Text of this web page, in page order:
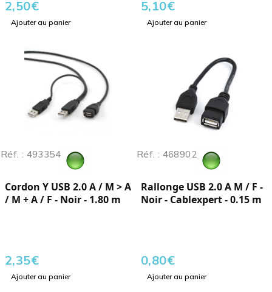
2,50€
Ajouter au panier
5,10€
Ajouter au panier
Réf. : 493354
Cordon Y USB 2.0 A / M > A
/ M + A / F - Noir - 1.80 m
2,35€
Ajouter au panier
Réf. : 468902
Rallonge USB 2.0 A M / F -
Noir - Cablexpert - 0.15 m
0,80€
Ajouter au panier